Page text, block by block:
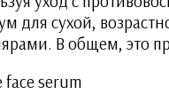
для сухой,
В общем, это